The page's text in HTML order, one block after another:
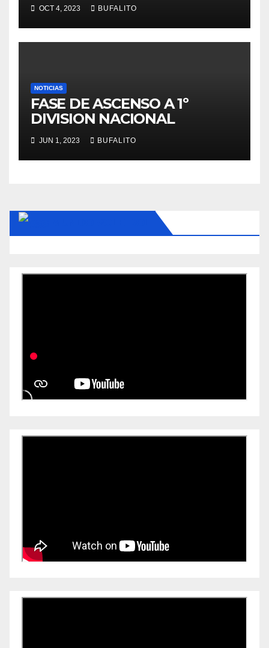
OCT 4, 2023 BUFALITO
NOTICIAS
FASE DE ASCENSO A 1º
DIVISION NACIONAL
JUN 1, 2023 BUFALITO